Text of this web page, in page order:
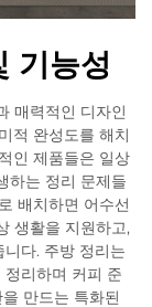
기능성
매력적인 디자인
적 완성도를 해치
인 제품들은 일상
하는 정리 문제들
배치하면 어수선
생활을 지원하고,
다. 주방 정리는
리하며 커피 준
만드는 특화된